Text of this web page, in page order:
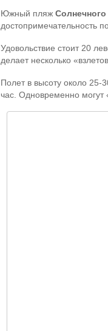
Южный пляж Солнечного
достопримечательность
Удовольствие стоит 20
делает несколько
Полет в высоту около 25-
час. Одновременно могут